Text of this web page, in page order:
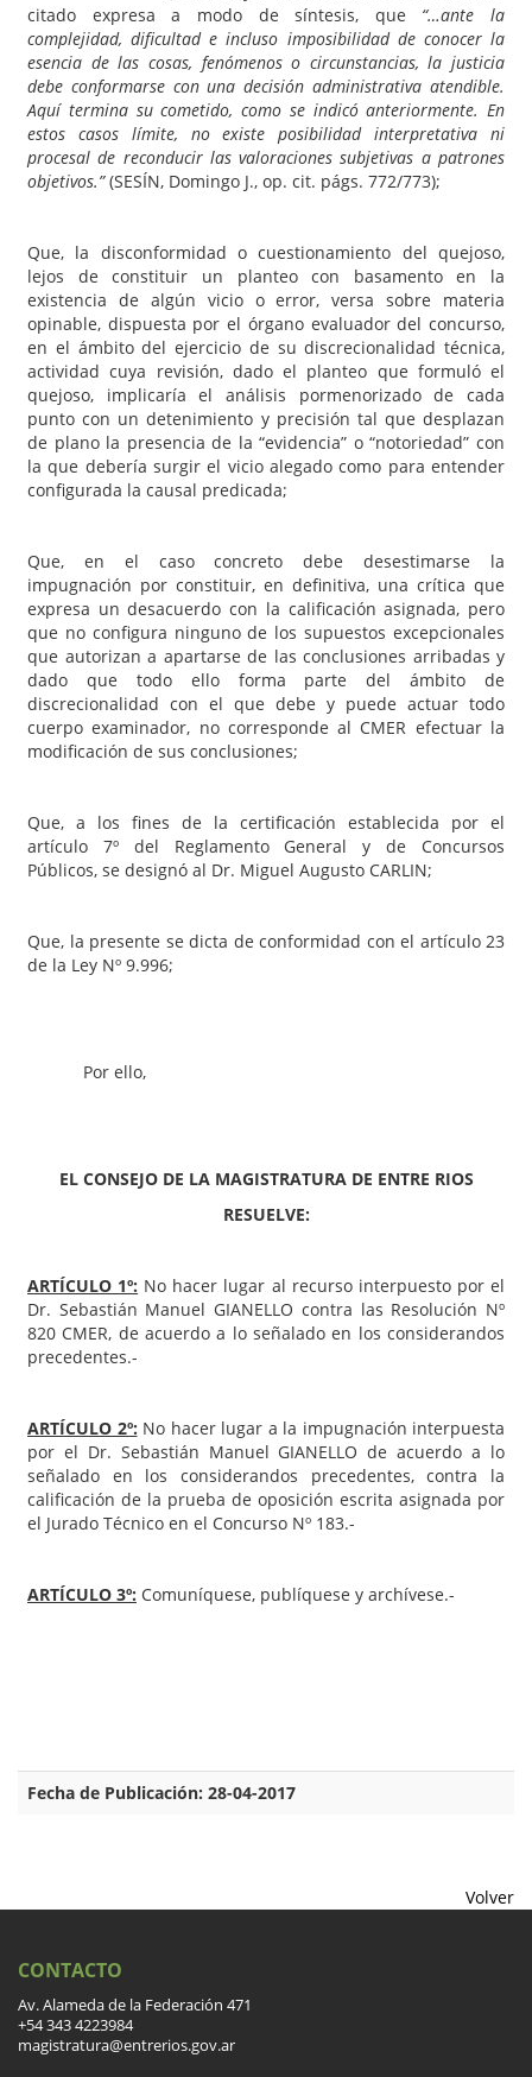
citado expresa a modo de síntesis, que “…ante la
complejidad, dificultad e incluso imposibilidad de conocer la
esencia de las cosas, fenómenos o circunstancias, la justicia
debe conformarse con una decisión administrativa atendible.
Aquí termina su cometido, como se indicó anteriormente. En
estos casos límite, no existe posibilidad interpretativa ni
procesal de reconducir las valoraciones subjetivas a patrones
objetivos.”(SESÍN, Domingo J., op. cit. págs. 772/773);
Que, la disconformidad o cuestionamiento del quejoso,
lejos de constituir un planteo con basamento en la
existencia de algún vicio o error, versa sobre materia
opinable, dispuesta por el órgano evaluador del concurso,
en el ámbito del ejercicio de su discrecionalidad técnica,
actividad cuya revisión, dado el planteo que formuló el
quejoso, implicaría el análisis pormenorizado de cada
punto con un detenimiento y precisión tal que desplazan
de plano la presencia de la “evidencia” o “notoriedad” con
la que debería surgir el vicio alegado como para entender
configurada la causal predicada;
Que, en el caso concreto debe desestimarse la
impugnación por constituir, en definitiva, una crítica que
expresa un desacuerdo con la calificación asignada, pero
que no configura ninguno de los supuestos excepcionales
que autorizan a apartarse de las conclusiones arribadas y
dado que todo ello forma parte del ámbito de
discrecionalidad con el que debe y puede actuar todo
cuerpo examinador, no corresponde al CMER efectuar la
modificación de sus conclusiones;
Que, a los fines de la certificación establecida por el
artículo 7º del Reglamento General y de Concursos
Públicos, se designó al Dr. Miguel Augusto CARLIN;
Que, la presente se dicta de conformidad con el artículo 23
de la Ley Nº 9.996;
Por ello,
EL CONSEJO DE LA MAGISTRATURA DE ENTRE RIOS
RESUELVE:
ARTÍCULO 1º: No hacer lugar al recurso interpuesto por el
Dr. Sebastián Manuel GIANELLO contra las Resolución Nº
820 CMER, de acuerdo a lo señalado en los considerandos
precedentes.-
ARTÍCULO 2º: No hacer lugar a la impugnación interpuesta
por el Dr. Sebastián Manuel GIANELLO de acuerdo a lo
señalado en los considerandos precedentes, contra la
calificación de la prueba de oposición escrita asignada por
el Jurado Técnico en el Concurso Nº 183.-
ARTÍCULO 3º: Comuníquese, publíquese y archívese.-
Fecha de Publicación: 28-04-2017
Volver
CONTACTO
Av. Alameda de la Federación 471
+54 343 4223984
magistratura@entrerios.gov.ar